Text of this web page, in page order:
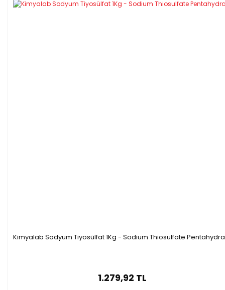
Kimyalab Sodyum Tiyosülfat 1Kg - Sodium Thiosulfate
1.279,92 TL